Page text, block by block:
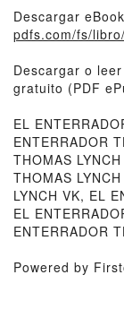
Descargar
pdfs.com/fs/
Descargar o
gratuito (PDF
EL
ENTERRADOR
THOMAS
THOMAS
LYNCH VK, EL
EL
ENTERRADOR
Powered by